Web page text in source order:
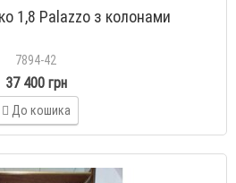
1,8 Palazzo з колонами
7894-42
37 400 грн
До кошика